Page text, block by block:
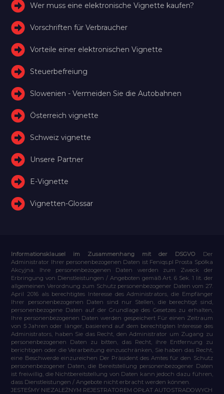
Wer muss eine elektronische Vignette kaufen?
Vorschriften für Verbraucher
Vorteile einer elektronischen Vignette
Steuerbefreiung
Slowenien - Vermeiden Sie die Autobahnen
Österreich vignette
Schweiz vignette
Unsere Partner
E-Vignette
Vignetten-Glossar
Informationsklausel im Zusammenhang mit der DSGVO
Der
Administrator Ihrer personenbezogenen Daten ist Feniqs.pl Prosta Spółka
Akcyjna. Ihre personenbezogenen Daten werden zum Zweck der
Erbringung von Dienstleistungen / Angeboten gemäß Art. 6 Sek. 1 lit. der
allgemeinen Verordnung zum Schutz personenbezogener Daten vom 27.
April 2016 als berechtigtes Interesse des Administrators, die Empfänger
Ihrer personenbezogenen Daten sind nur Stellen, die berechtigt sind,
personenbezogene Daten auf der Grundlage des Gesetzes zu erhalten,
Ihre personenbezogenen Daten werden gespeichert Für einen Zeitraum
von 5 Jahren oder länger, basierend auf dem berechtigten Interesse des
Administrators, haben Sie das Recht, den Administrator um Zugang zu
personenbezogenen Daten zu bitten, das Recht, ihre Entfernung zu
berichtigen oder die Verarbeitung einzuschränken, Sie haben das Recht,
eine Beschwerde einzureichen Der Präsident des Amtes für den Schutz
personenbezogener Daten, die Bereitstellung personenbezogener Daten
ist freiwillig, die Nichtbereitstellung von Daten kann jedoch dazu führen,
dass Dienstleistungen / Angebote nicht erbracht werden können.
JESTEŚMY NIEZALEŻNYM REJESTRATOREM OPŁAT AUTOSTRADOWYCH